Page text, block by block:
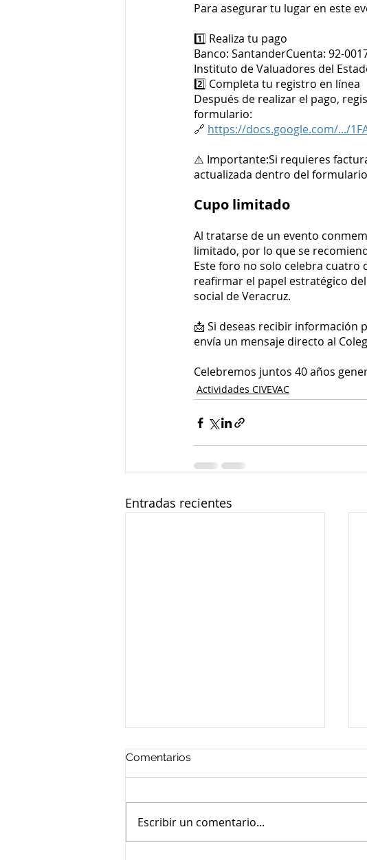
Para asegurar tu lugar en este
1️⃣ Realiza tu pago
Banco: SantanderCuenta: 92-
Instituto de Valuadores del
2️⃣ Completa tu registro en línea
Después de realizar el pago,
formulario:
🔗 https://docs.google.com/.../
⚠️ Importante:Si requieres
actualizada dentro del
Cupo limitado
Al tratarse de un evento
limitado, por lo que se
Este foro no solo celebra
reafirmar el papel estratégico
social de Veracruz.
📩 Si deseas recibir información
envía un mensaje directo al
Celebremos juntos 40 años
Actividades CIVEVAC
Entradas recientes
Comentarios
Escribir un comentario...